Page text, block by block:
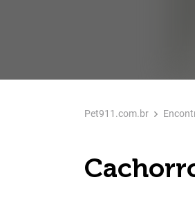
Pet911.com.br